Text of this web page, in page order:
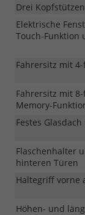
Drei
Elektrische
Touch-Funktion
Fahrersitz mit
Fahrersitz mit
Memory-
Festes
Flaschenhalter
hinteren Türen
Haltegriff vorne
Höhen- und